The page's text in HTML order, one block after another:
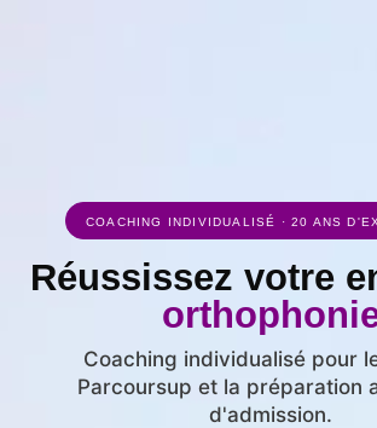
COACHING INDIVIDUALISÉ · 20 ANS
Réussissez votre
Coaching individualisé pour
Parcoursup et la préparation
d'admission.